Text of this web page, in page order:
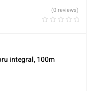
(0 reviews)
integral, 100m